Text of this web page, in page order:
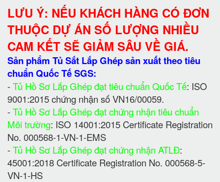
LƯU Ý: NẾU KHÁCH HÀNG CÓ ĐƠN
THUỘC DỰ ÁN SỐ LƯỢNG NHIỀU
CAM KẾT SẼ GIẢM SÂU VỀ GIÁ.
Sản phẩm Tủ Sắt Lắp Ghép sản xuất theo tiêu
chuẩn Quốc Tế SGS:
-Tủ Hồ Sơ Lắp Ghép đạt tiêu chuẩn Quốc Tế: ISO
9001:2015 chứng nhận số VN16/00059.
-Tủ Hồ Sơ Lắp Ghép đạt chứng nhận tiêu chuẩn
Môi trường: ISO 14001:2015 Certificate Registration
No. 000568-1-VN-1-EMS
-Tủ Hồ Sơ Lắp Ghép đạt chứng nhận ATLĐ:
45001:2018 Certificate Registration No. 000568-5-
VN-1-HS